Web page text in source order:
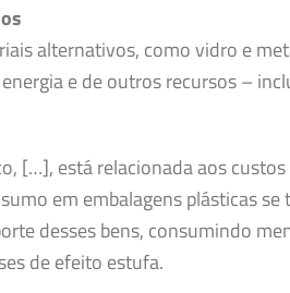
alternativos, como vidro e
e de outros recursos –
[…], está relacionada aos
em embalagens plásticas
desses bens, consumindo
de efeito estufa.